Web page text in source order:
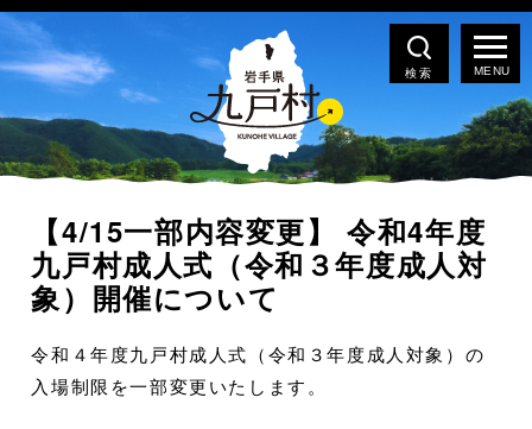
検索
【4/15一部内容変更】 令和4年度
九戸村成人式（令和３年度成人対
象）開催について
令和４年度九戸村成人式（令和３年度成人対象）の
入場制限を一部変更いたします。